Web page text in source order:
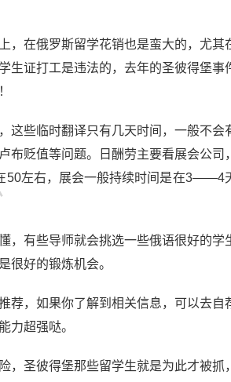
，在俄罗斯留学花销也是蛮大的，尤其
生证打工是违法的，去年的圣彼得堡事
些临时翻译只有几天时间，一般不会
布贬值等问题。日酬劳主要看展会公司
50左右，展会一般持续时间是在3——4
有些导师就会挑选一些俄语很好的学
很好的锻炼机会。
，如果你了解到相关信息，可以去自
力超强哒。
圣彼得堡那些留学生就是为此才被抓